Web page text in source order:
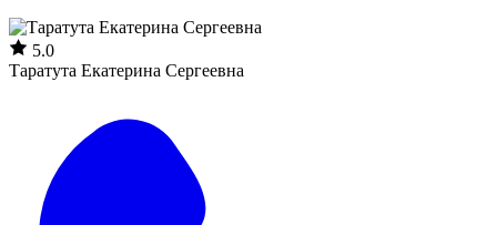
5.0
Таратута Екатерина Сергеевна